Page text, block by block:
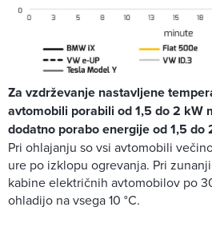
Za vzdrževanje nastavljene
avtomobili porabili od 1,5 do 2 kW
dodatno porabo energije od 1,5 do
Pri ohlajanju so vsi avtomobili
ure po izklopu ogrevanja. Pri
kabine električnih avtomobilov po
ohladijo na vsega 10 °C.